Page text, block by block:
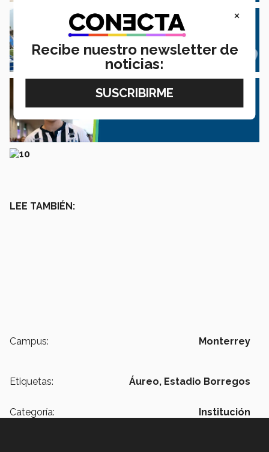
LEE TAMBIÉN:
Campus: Monterrey
Etiquetas: Áureo, Estadio Borregos
Categoría: Institución
×
Recibe nuestro newsletter de
noticias: